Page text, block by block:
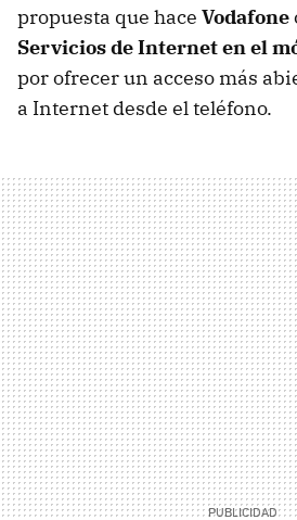
propuesta que hace Vodafone
Servicios de Internet en el
por ofrecer un acceso más
a Internet desde el teléfono.